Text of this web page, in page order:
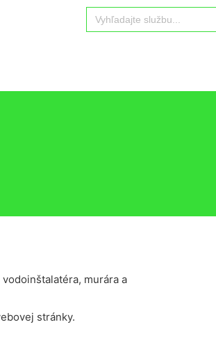
Search
for:
murára a
stránky.